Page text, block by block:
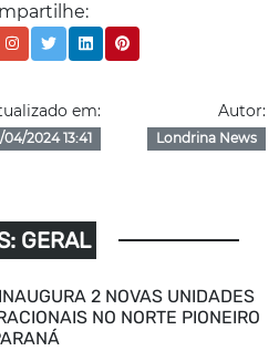
em:
2024 13:41
Autor:
Londrina News
GERAL
2 NOVAS UNIDADES
NO NORTE PIONEIRO